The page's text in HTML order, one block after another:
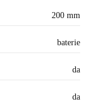
200 mm
baterie
da
da